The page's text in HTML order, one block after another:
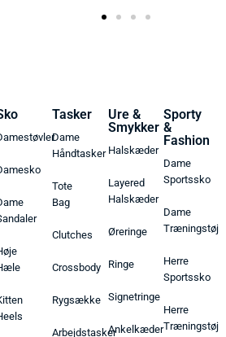
Tasker
Dame
Håndtasker
Tote
Bag
Clutches
Crossbody
Rygsække
Arbejdstasker
Ure &
Smykker
Halskæder
Layered
Halskæder
Øreringe
Ringe
Signetringe
Ankelkæder
Sporty
&
Fashion
Dame
Sportssko
Dame
Træningstøj
Herre
Sportssko
Herre
Træningstøj